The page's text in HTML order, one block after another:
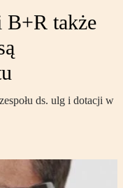
B+R także
ds. ulg i dotacji w